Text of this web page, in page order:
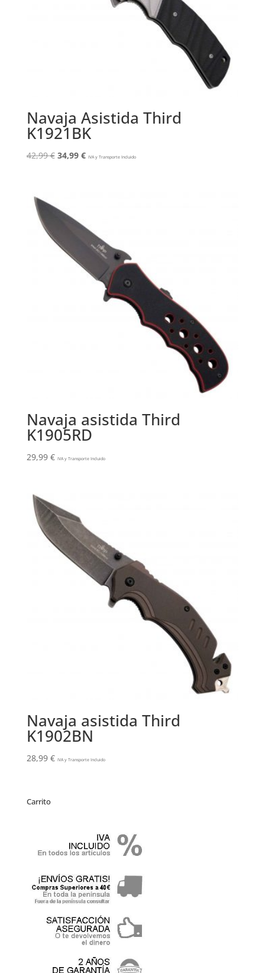
Navaja Asistida Third
K1921BK
42,99€ El
42,99 €.
34,99 €ElIVA y Transporte Incluido
Navaja asistida Third
K1905RD
29,99 € IVA y Transporte Incluido
Navaja asistida Third
K1902BN
28,99 € IVA y Transporte Incluido
Carrito